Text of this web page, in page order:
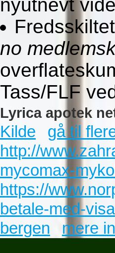
nyutnevt
no
Tass/FLF
Lyrica apotek
Kilde gå til
http://
mycomax-
https://
betale-med-visa
bergen
mere